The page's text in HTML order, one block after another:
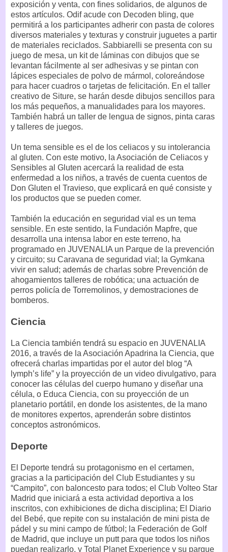
exposición y venta, con fines solidarios, de algunos de
estos artículos. Odif acude con Decoden bling, que
permitirá a los participantes adherir con pasta de colores
diversos materiales y texturas y construir juguetes a partir
de materiales reciclados. Sabbiarelli se presenta con su
juego de mesa, un kit de láminas con dibujos que se
levantan fácilmente al ser adhesivas y se pintan con
lápices especiales de polvo de mármol, coloreándose
para hacer cuadros o tarjetas de felicitación. En el taller
creativo de Siture, se harán desde dibujos sencillos para
los más pequeños, a manualidades para los mayores.
También habrá un taller de lengua de signos, pinta caras
y talleres de juegos.
Un tema sensible es el de los celiacos y su intolerancia
al gluten. Con este motivo, la Asociación de Celiacos y
Sensibles al Gluten acercará la realidad de esta
enfermedad a los niños, a través de cuenta cuentos de
Don Gluten el Travieso, que explicará en qué consiste y
los productos que se pueden comer.
También la educación en seguridad vial es un tema
sensible. En este sentido, la Fundación Mapfre, que
desarrolla una intensa labor en este terreno, ha
programado en JUVENALIA un Parque de la prevención
y circuito; su Caravana de seguridad vial; la Gymkana
vivir en salud; además de charlas sobre Prevención de
ahogamientos talleres de robótica; una actuación de
perros policía de Torremolinos, y demostraciones de
bomberos.
Ciencia
La Ciencia también tendrá su espacio en JUVENALIA
2016, a través de la Asociación Apadrina la Ciencia, que
ofrecerá charlas impartidas por el autor del blog “A
lymph’s life” y la proyección de un video divulgativo, para
conocer las células del cuerpo humano y diseñar una
célula, o Educa Ciencia, con su proyección de un
planetario portátil, en donde los asistentes, de la mano
de monitores expertos, aprenderán sobre distintos
conceptos astronómicos.
Deporte
El Deporte tendrá su protagonismo en el certamen,
gracias a la participación del Club Estudiantes y su
“Campito”, con baloncesto para todos; el Club Volteo Star
Madrid que iniciará a esta actividad deportiva a los
inscritos, con exhibiciones de dicha disciplina; El Diario
del Bebé, que repite con su instalación de mini pista de
pádel y su mini campo de fútbol; la Federación de Golf
de Madrid, que incluye un putt para que todos los niños
puedan realizarlo, y Total Planet Experience y su parque